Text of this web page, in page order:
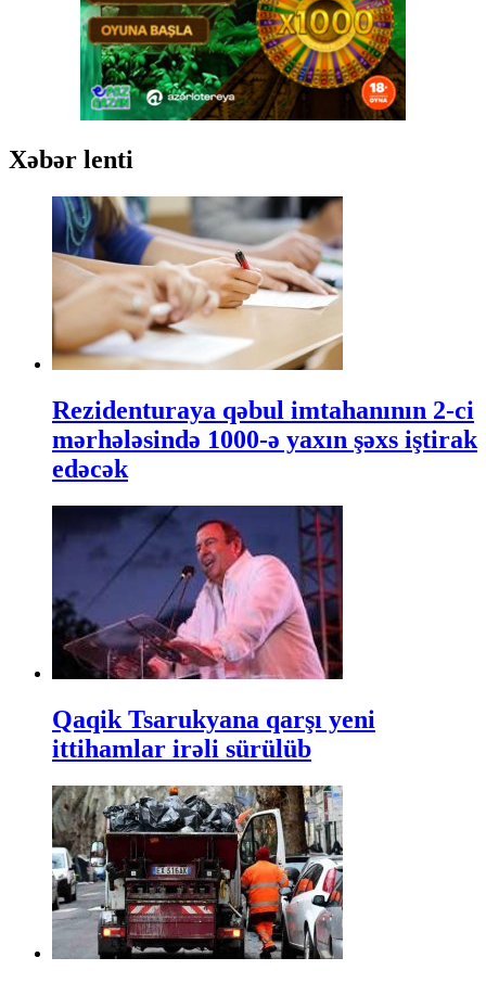
Xəbər lenti
Rezidenturaya qəbul imtahanının 2-ci
mərhələsində 1000-ə yaxın şəxs iştirak
edəcək
Qaqik Tsarukyana qarşı yeni
ittihamlar irəli sürülüb